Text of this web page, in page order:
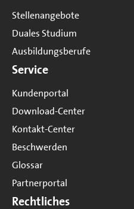
Stellenangebote
Duales Studium
Ausbildungsberufe
Service
Kundenportal
Download-Center
Kontakt-Center
Beschwerden
Glossar
Partnerportal
Rechtliches